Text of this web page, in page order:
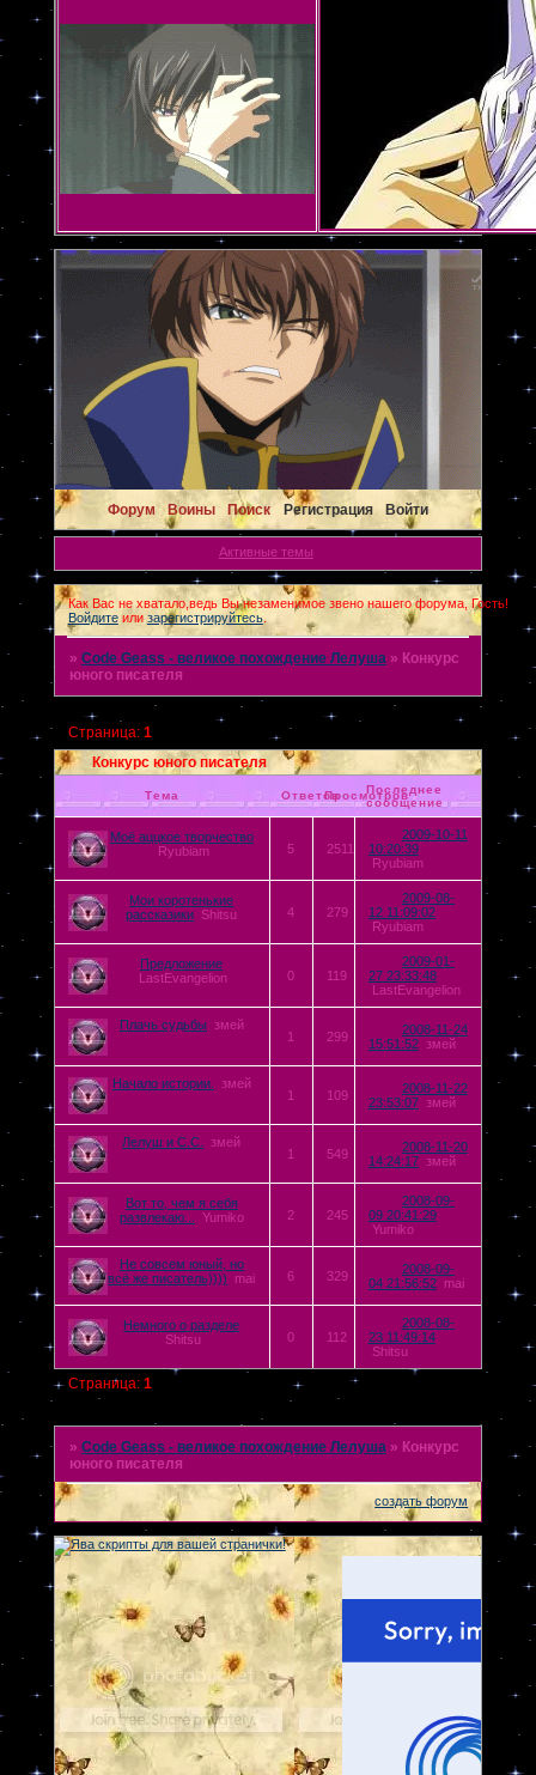
Форум Воины Поиск Регистрация Войти
Активные темы
Как Вас не хватало,ведь Вы незаменимое звено нашего форума, Гость!
Войдитеили зарегистрируйтесь.
» Code Geass - великое похождение Лелуша » Конкурс
юного писателя
Конкурс юного писателя
Страница: 1
Тема ОтветовПросмотров
Последнее
сообщение
Моё аццкое творчество
Ryubiam
5 2511
2009-10-11
10:20:39
Ryubiam
Мои коротенькие
рассказики Shitsu 4 279
2009-08-
12 11:09:02
Ryubiam
Предложение
LastEvangelion
0 119
2009-01-
27 23:33:48
LastEvangelion
Плачь судьбы
змей
1
299
2008-11-24
15:51:52
змей
Начало истории.
змей
1
109
2008-11-22
23:53:07
змей
Лелуш и С.С.
змей
1
549
2008-11-20
14:24:17
змей
Вот то, чем я себя
развлекаю... Yumiko 2 245
2008-09-
09 20:41:29
Yumiko
Не совсем юный, но
всё же писатель))))
mai 6 329
2008-09-
04 21:56:52
mai
Немного о разделе
Shitsu
0 112
2008-08-
23 11:49:14
Shitsu
Страница: 1
» Code Geass - великое похождение Лелуша » Конкурс
юного писателя
создать форум